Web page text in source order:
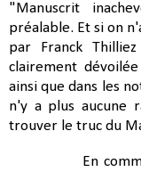
"Manuscrit
préalable. Et si on
par Franck
clairement
ainsi que dans les
n'y a plus aucune
trouver le truc du
En